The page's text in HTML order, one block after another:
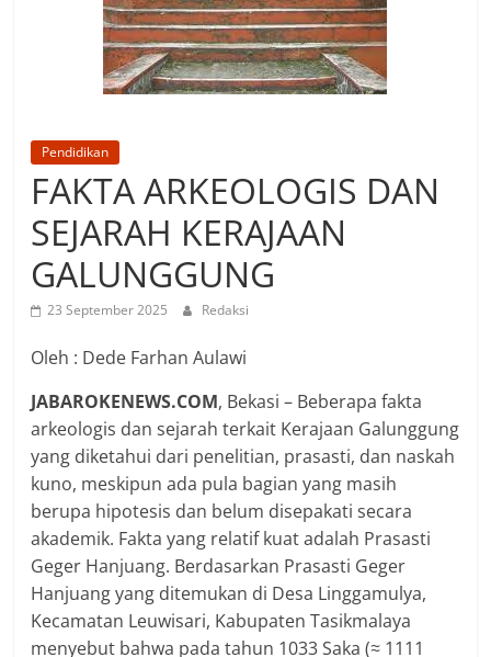
Pendidikan
FAKTA ARKEOLOGIS DAN
SEJARAH KERAJAAN
GALUNGGUNG
23 September 2025 Redaksi
Oleh : Dede Farhan Aulawi
JABAROKENEWS.COM, Bekasi – Beberapa fakta
arkeologis dan sejarah terkait Kerajaan Galunggung
yang diketahui dari penelitian, prasasti, dan naskah
kuno, meskipun ada pula bagian yang masih
berupa hipotesis dan belum disepakati secara
akademik. Fakta yang relatif kuat adalah Prasasti
Geger Hanjuang. Berdasarkan Prasasti Geger
Hanjuang yang ditemukan di Desa Linggamulya,
Kecamatan Leuwisari, Kabupaten Tasikmalaya
menyebut bahwa pada tahun 1033 Saka (≈ 1111